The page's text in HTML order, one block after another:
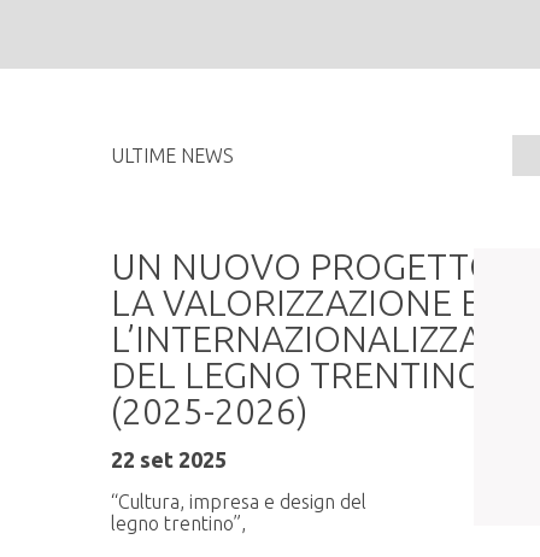
ULTIME NEWS
UN NUOVO PROGETTO
LA VALORIZZAZIONE E
DEL LEGNO TRENTINO
(2025-2026)
22 set 2025
“Cultura, impresa e design del
legno trentino”,